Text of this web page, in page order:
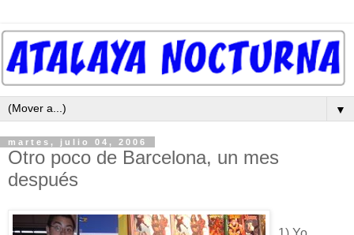
▼
martes, julio 04, 2006
Otro poco de Barcelona, un mes
después